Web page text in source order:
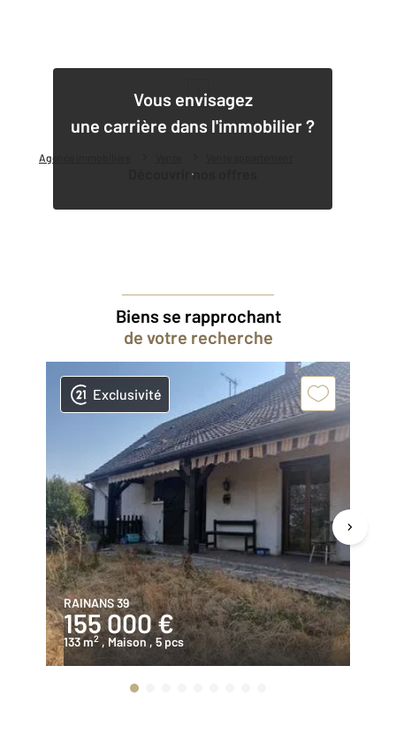
Agence immobilière
Vous envisagez
une carrière dans l'immobilier ?
Découvrir nos offres
Biens se rapprochant
de votre recherche
Exclusivité
RAINANS 39
155 000 €
133 m2 , Maison , 5 pcs